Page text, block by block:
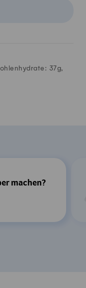
37g,
machen?